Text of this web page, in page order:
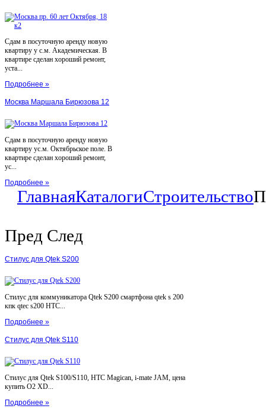
Сдам в посуточную аренду новую
квартиру у с.м. Академическая. В
квартире сделан хороший ремонт,
уста...
Подробнее »
Москва Маршала Бирюзова 12
Сдам в посуточную аренду новую
квартиру ус.м. Октябрьское поле. В
квартире сделан хороший ремонт,
ус...
Подробнее »
ГлавнаяКаталогиСтроительство
Пред След
Стилус для Qtek S200
Стилус для коммуникатора Qtek S200 смартфона qtek s 200
кпк qtec s200 HTC...
Подробнее »
Стилус для Qtek S110
Стилус для Qtek S100/S110, HTC Magican, i-mate JAM, цена
купить O2 XD...
Подробнее »